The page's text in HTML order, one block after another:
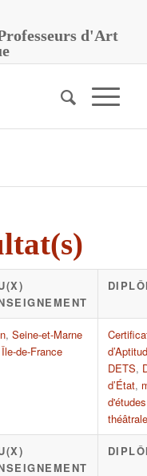
rofesseurs d'Art
, Seine-et-Marne
Île-de-France
DETS,
d’État,
d'études